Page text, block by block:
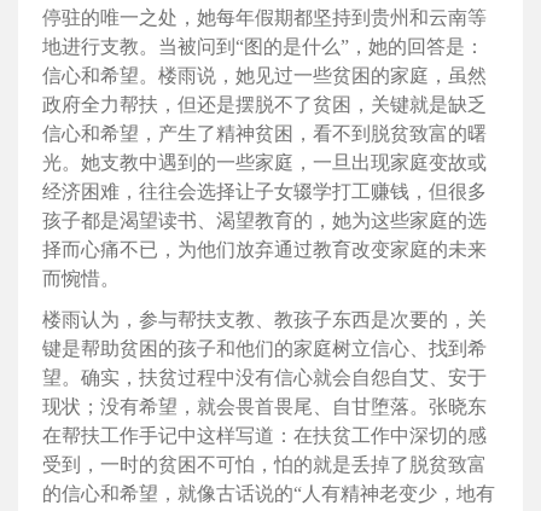
停驻的唯一之处，她每年假期都坚持到贵州和云南等
地进行支教。当被问到“图的是什么”，她的回答是：
信心和希望。楼雨说，她见过一些贫困的家庭，虽然
政府全力帮扶，但还是摆脱不了贫困，关键就是缺乏
信心和希望，产生了精神贫困，看不到脱贫致富的曙
光。她支教中遇到的一些家庭，一旦出现家庭变故或
经济困难，往往会选择让子女辍学打工赚钱，但很多
孩子都是渴望读书、渴望教育的，她为这些家庭的选
择而心痛不已，为他们放弃通过教育改变家庭的未来
而惋惜。
楼雨认为，参与帮扶支教、教孩子东西是次要的，关
键是帮助贫困的孩子和他们的家庭树立信心、找到希
望。确实，扶贫过程中没有信心就会自怨自艾、安于
现状；没有希望，就会畏首畏尾、自甘堕落。张晓东
在帮扶工作手记中这样写道：在扶贫工作中深切的感
受到，一时的贫困不可怕，怕的就是丢掉了脱贫致富
的信心和希望，就像古话说的“人有精神老变少，地有